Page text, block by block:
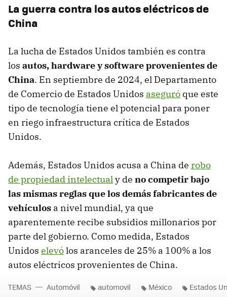
La guerra contra los autos eléctricos de
China
La lucha de Estados Unidos también es contra
los autos, hardware y software provenientes de
China. En septiembre de 2024, el Departamento
de Comercio de Estados Unidos aseguró que este
tipo de tecnología tiene el potencial para poner
en riego infraestructura crítica de Estados
Unidos.
Además, Estados Unidos acusa a China de robo
de propiedad intelectualy de no competir bajo
las mismas reglas que los demás fabricantes de
vehículos a nivel mundial, ya que
aparentemente recibe subsidios millonarios por
parte del gobierno. Como medida, Estados
Unidos elevólos aranceles de 25% a 100% a los
autos eléctricos provenientes de China.
TEMAS Automóvil automovil México Estados